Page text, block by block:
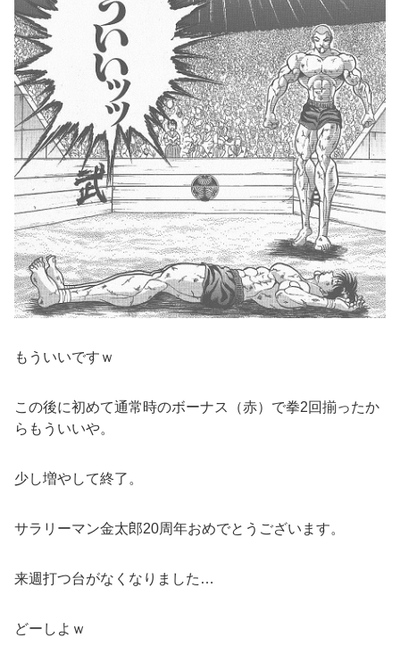
もういいですｗ
この後に初めて通常時のボーナス（赤）で拳2回揃ったか
らもういいや。
少し増やして終了。
サラリーマン金太郎20周年おめでとうございます。
来週打つ台がなくなりました…
どーしよｗ